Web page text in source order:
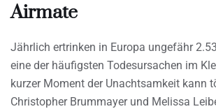
Airmate
Jährlich ertrinken in Europa ungefähr
eine der häufigsten Todesursachen im
kurzer Moment der Unachtsamkeit kann
Christopher Brummayer und Melissa